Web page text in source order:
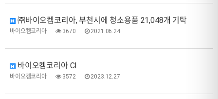
㈜바이오켐코리아, 부천시에 청소용품 21,048개 기탁
바이오켐코리아 3670 2021.06.24
바이오켐코리아 CI
바이오켐코리아 3572 2023.12.27